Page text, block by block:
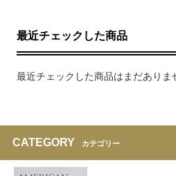
最近チェックした商品
最近チェックした商品はまだありま
CATEGORY カテゴリー